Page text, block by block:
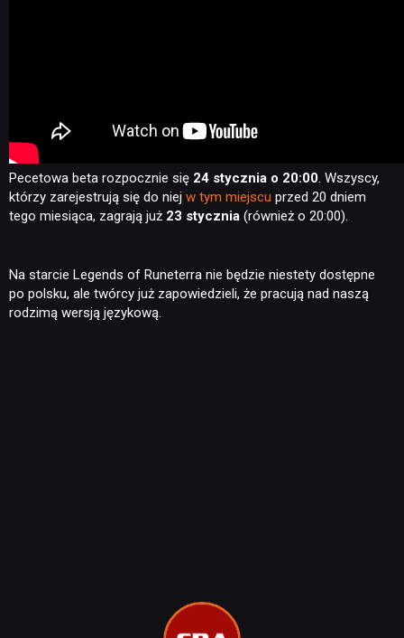
RETRO
TECHNOLOGIE
DYSKUSJE
Pecetowa beta rozpocznie się 24 stycznia o 20:00. Wszyscy,
którzy zarejestrują się do niej w tym miejscu przed 20 dniem
tego miesiąca, zagrają już 23 stycznia (również o 20:00).
Na starcie Legends of Runeterra nie będzie niestety dostępne
po polsku, ale twórcy już zapowiedzieli, że pracują nad naszą
rodzimą wersją językową.